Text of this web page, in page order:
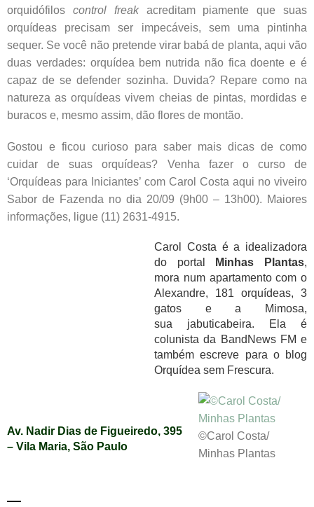
orquidófilos control freak acreditam piamente que suas
orquídeas precisam ser impecáveis, sem uma pintinha
sequer. Se você não pretende virar babá de planta, aqui vão
duas verdades: orquídea bem nutrida não fica doente e é
capaz de se defender sozinha. Duvida? Repare como na
natureza as orquídeas vivem cheias de pintas, mordidas e
buracos e, mesmo assim, dão flores de montão.
Gostou e ficou curioso para saber mais dicas de como
cuidar de suas orquídeas? Venha fazer o curso de
‘Orquídeas para Iniciantes’ com Carol Costa aqui no viveiro
Sabor de Fazenda no dia 20/09 (9h00 – 13h00). Maiores
informações, ligue (11) 2631-4915.
Carol Costa é a idealizadora
do portal
Minhas Plantas,
mora num apartamento com o
Alexandre, 181 orquídeas, 3
gatos e a Mimosa,
sua jabuticabeira. Ela é
colunista da BandNews FM e
também escreve para o blog
Orquídea sem Frescura.
©Carol Costa/
Minhas Plantas
Av. Nadir Dias de Figueiredo, 395
– Vila Maria, São Paulo